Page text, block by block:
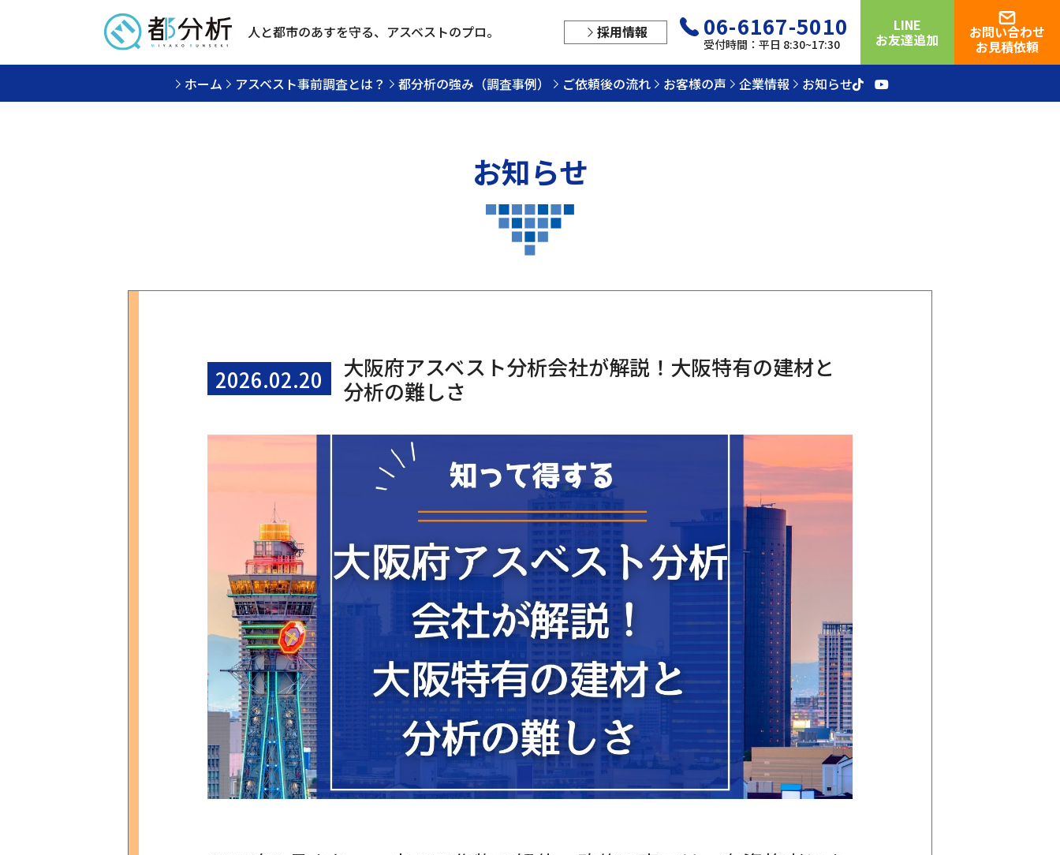
人と都市のあすを守る、 アスベストのプロ。 採用情報 06-6167-5010
受付時間：平日 8:30~17:30
LINE
お友達追加 お問い合わせ
お見積依頼
ホーム
アスベスト事前調査とは？ 都分析の強み（調査事例） ご依頼後の流れ お客様の声 企業情報 お知らせ
お知らせ
2026.02.20
大阪府アスベスト分析会社が解説！大阪特有の建材と
分析の難しさ